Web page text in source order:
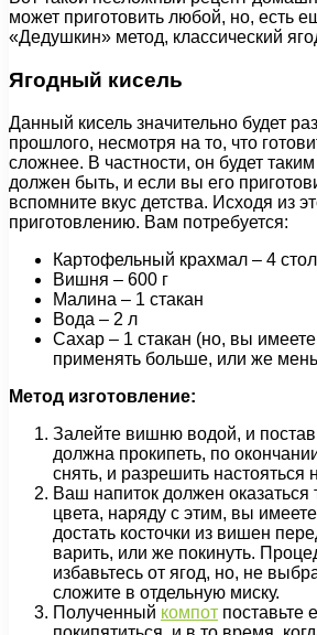
может приготовить любой, но, есть
«Дедушкин» метод, классический
Ягодный кисель
Данный кисель значительно будет
прошлого, несмотря на то, что
сложнее. В частности, он будет
должен быть, и если вы его
вспомните вкус детства. Исходя из
приготовлению. Вам потребуется:
Картофельный крахмал – 4
Вишня – 600 г
Малина – 1 стакан
Вода – 2 л
Сахар – 1 стакан (но, вы
применять больше, или же
Метод изготовление:
Залейте вишню водой, и
должна прокипеть, по
снять, и разрешить настояться
Ваш напиток должен оказаться
цвета, наряду с этим, вы
достать косточки из вишен
варить, или же покинуть.
избавьтесь от ягод, но, не
сложите в отдельную миску.
Полученный компот поставьте